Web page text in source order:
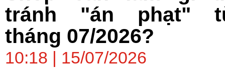
tránh "án phạt"
tháng 07/2026?
10:18 | 15/07/2026